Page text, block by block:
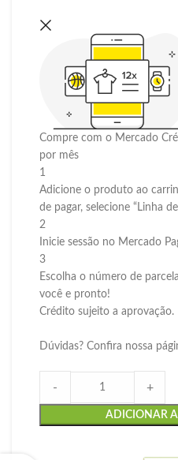
Compre com o Mercado
por mês
1
Adicione o produto ao
de pagar, selecione “Linha
2
Inicie sessão no Mercado
3
Escolha o número de
você e pronto!
Crédito sujeito a aprovação.
Dúvidas? Confira nossa
- +
ADICIONAR